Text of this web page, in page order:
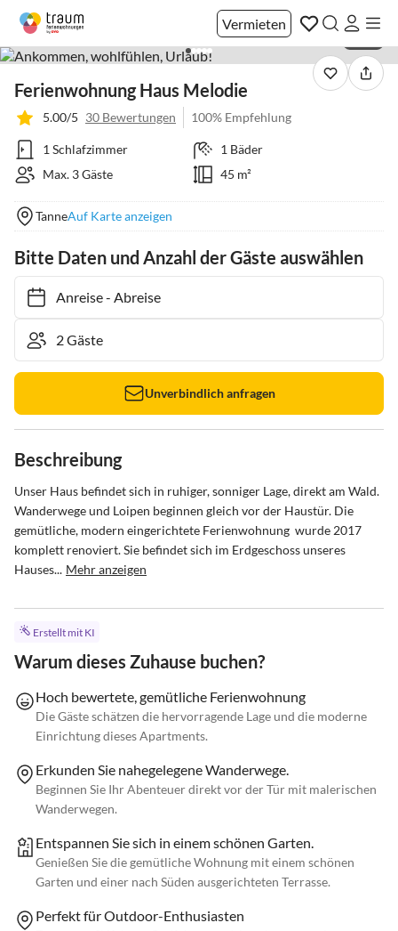
Vermieten
Ferienwohnung Haus Melodie
5.00/5 30 Bewertungen 100% Empfehlung
1 Schlafzimmer
1 Bäder
Max. 3 Gäste
45 m²
TanneAuf Karte anzeigen
Bitte Daten und Anzahl der Gäste auswählen
Anreise- Abreise
Unverbindlich anfragen
Beschreibung
Unser Haus befindet sich in ruhiger, sonniger Lage, direkt am Wald.
Wanderwege und Loipen beginnen gleich vor der Haustür. Die
gemütliche, modern eingerichtete Ferienwohnung  wurde 2017
komplett renoviert. Sie befindet sich im Erdgeschoss unseres
Hauses... Mehr anzeigen
Erstellt mit KI
Warum dieses Zuhause buchen?
Hoch bewertete, gemütliche Ferienwohnung
Die Gäste schätzen die hervorragende Lage und die moderne
Einrichtung dieses Apartments.
Erkunden Sie nahegelegene Wanderwege.
Beginnen Sie Ihr Abenteuer direkt vor der Tür mit malerischen
Wanderwegen.
Entspannen Sie sich in einem schönen Garten.
Genießen Sie die gemütliche Wohnung mit einem schönen
Garten und einer nach Süden ausgerichteten Terrasse.
Perfekt für Outdoor-Enthusiasten